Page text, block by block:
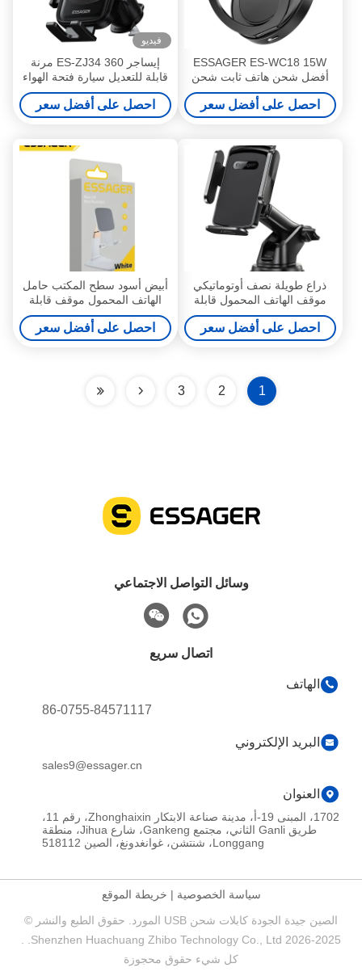
ESSAGER ES-WC18 15W
أفضل شحن هاتف ثابت شحن
سريع الشاحن اللاسلكي
احصل على أفضل سعر
فيديو
إيساجر ES-ZJ34 360 مرنة
قابلة للتعديل سيارة فتحة الهواء
موقف حامل الهاتف المحمول
احصل على أفضل سعر
ذراع طويلة نصف أوتوماتيكي
موقف الهاتف المحمول قابلة
للإنزال للسيارة
احصل على أفضل سعر
أبيض أسود سطح المكتب حامل
الهاتف المحمول موقف قابلة
للطي مستقرة غير زلقة
احصل على أفضل سعر
1
2
3
وسائل التواصل الاجتماعي
اتصال سريع
الهاتف
86-0755-84571117
البريد الإلكتروني
sales9@essager.cn
العنوان
1702، المبنى 19-أ، مدينة صناعة الابتكار Zhonghaixin، رقم 11،
طريق Ganli الثاني، مجتمع Gankeng، شارع Jihua، منطقة
Longgang، شنتشن، غوانغدونغ، الصين 518112
سياسة الخصوصية | خريطة الموقع
الصين جيدة الجودة كابلات شحن USB المورد. حقوق الطبع والنشر ©
كل شيء حقوق محجوزة